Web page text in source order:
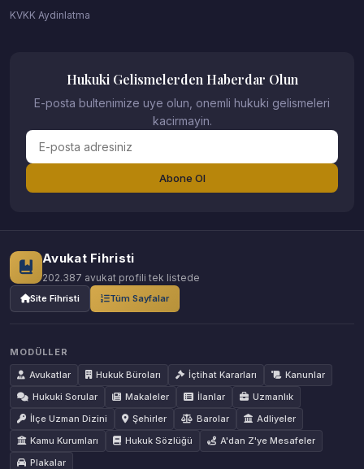
KVKK Aydinlatma
Hukuki Gelismelerden Haberdar Olun
E-posta bultenimize uye olun, onemli hukuki gelismeleri
kacirmayin.
Abone Ol
Avukat Fihristi
202.387 avukat profili tek listede
Site Fihristi Tüm Sayfalar
MODÜLLER
Avukatlar
Hukuk Büroları İçtihat Kararları
Kanunlar
Hukuki Sorular
Makaleler İlanlar
Uzmanlık
İlçe Uzman Dizini
Şehirler Barolar
Adliyeler
Kamu Kurumları
Hukuk Sözlüğü
A'dan Z'ye Mesafeler
Plakalar